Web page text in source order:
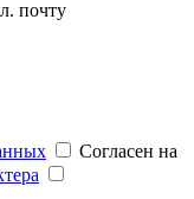
почту
Согласен на